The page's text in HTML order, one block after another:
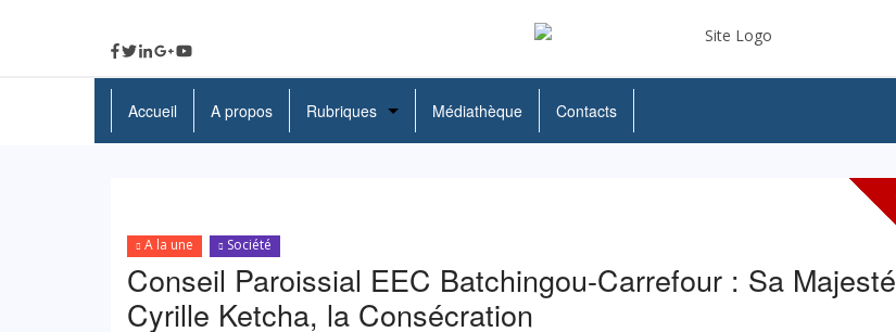
Accueil A propos Rubriques
Education
Médiathèque Contacts
A la une Société
Conseil Paroissial EEC Batchingou-Carrefour : Sa Majesté
Cyrille Ketcha, la Consécration